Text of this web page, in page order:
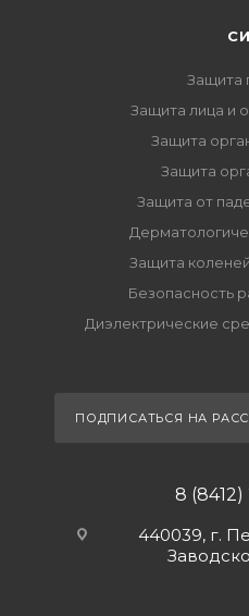
Защита
Защита лица и
Защита
Защита
Защита от
Защита
Безопасность
Диэлектрические
ПОДПИСАТЬСЯ НА
8
440039, г.